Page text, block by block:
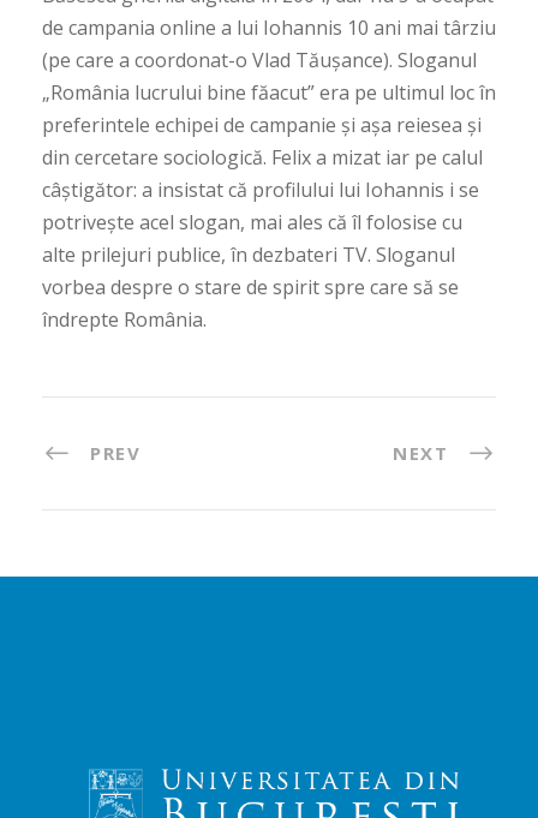
de campania online a lui Iohannis 10 ani mai târziu
(pe care a coordonat-o Vlad Tăușance). Sloganul
„România lucrului bine făacut” era pe ultimul loc în
preferintele echipei de campanie și așa reiesea și
din cercetare sociologică. Felix a mizat iar pe calul
câștigător: a insistat că profilului lui Iohannis i se
potrivește acel slogan, mai ales că îl folosise cu
alte prilejuri publice, în dezbateri TV. Sloganul
vorbea despre o stare de spirit spre care să se
îndrepte România.
PREV NEXT